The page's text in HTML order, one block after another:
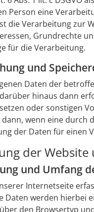
Person eine
die Verarbeitung zur
Grundrechte
für die Verarbeitung.
und
Daten der
hinaus dann
oder sonstigen
wenn eine durch
der Daten für einen
der
und Umfang
Internetseite
Daten werden hierbei
den Browsertyp